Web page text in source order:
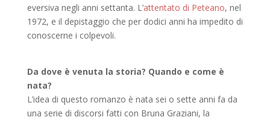
eversiva negli anni settanta. L’attentato di Peteano, nel
1972, e il depistaggio che per dodici anni ha impedito di
conoscerne i colpevoli.
Da dove è venuta la storia? Quando e come è
nata?
L’idea di questo romanzo è nata sei o sette anni fa da
una serie di discorsi fatti con Bruna Graziani, la